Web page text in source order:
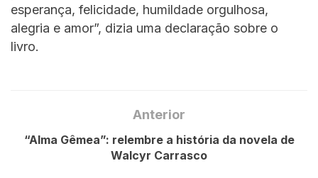
esperança, felicidade, humildade orgulhosa,
alegria e amor”, dizia uma declaração sobre o
livro.
Anterior
“Alma Gêmea”: relembre a história da novela de
Walcyr Carrasco